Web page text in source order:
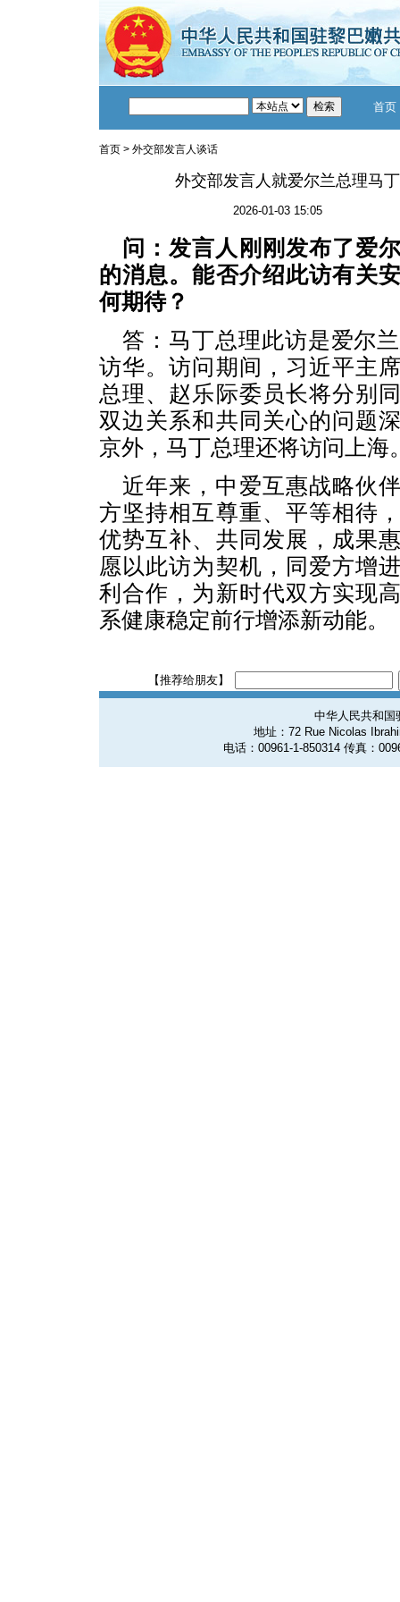
首页
首页 > 外交部发言人谈话
外交部发言人就爱尔兰总理马
2026-01-03 15:05
问：发言人刚刚发布了爱
的消息。能否介绍此访有关
何期待？
答：马丁总理此访是爱尔
访华。访问期间，习近平主
总理、赵乐际委员长将分别
双边关系和共同关心的问题
京外，马丁总理还将访问上海
近年来，中爱互惠战略伙
方坚持相互尊重、平等相待
优势互补、共同发展，成果
愿以此访为契机，同爱方增
利合作，为新时代双方实现
系健康稳定前行增添新动能。
【推荐给朋友】
中华人民共和国
地址：72 Rue Nicolas
电话：00961-1-850314 传真：